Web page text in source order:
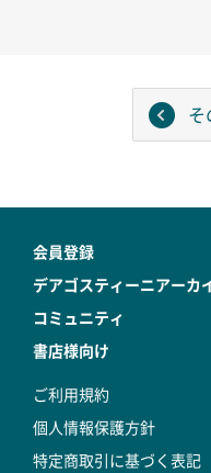
そ
会員登録
デアゴスティーニアーカ
コミュニティ
書店様向け
ご利用規約
個人情報保護方針
特定商取引に基づく表記